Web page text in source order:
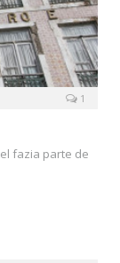
1
fazia parte de